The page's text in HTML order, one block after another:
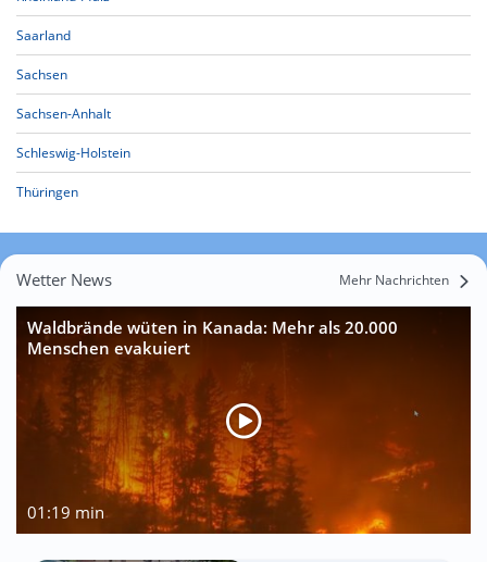
Saarland
Sachsen
Sachsen-Anhalt
Schleswig-Holstein
Thüringen
Wetter News Mehr Nachrichten
Waldbrände wüten in Kanada: Mehr als 20.000
Menschen evakuiert
01:19 min